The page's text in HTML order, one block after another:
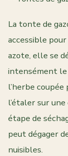
La tonte de
accessible
azote, elle se
intensément le
l’herbe
l’étaler sur
étape de
peut dégager
nuisibles.